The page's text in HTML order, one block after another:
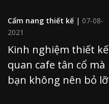
Cẩm nang thiết kế | 07-08-
2021
Kinh nghiệm thiết kế
quan cafe tân cổ mà
bạn không nên bỏ lỡ